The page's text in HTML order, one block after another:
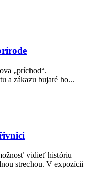
„príchod“.
a zákazu bujaré ho...
vidieť históriu
strechou. V expozícii